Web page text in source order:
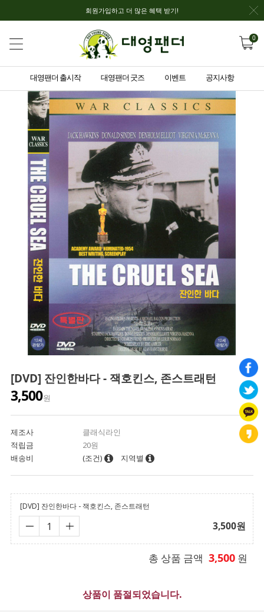
회원가입하고 더 많은 혜택 받기!
0
대영팬더 출시작 대영팬더 굿즈 이벤트 공지사항
[DVD] 잔인한바다 - 잭호킨스, 존스트래턴
3,500원
제조사
클래식라인
적립금
20원
배송비
(조건) 지역별
[DVD] 잔인한바다 - 잭호킨스, 존스트래턴
3,500원
총 상품 금액 3,500 원
상품이 품절되었습니다.